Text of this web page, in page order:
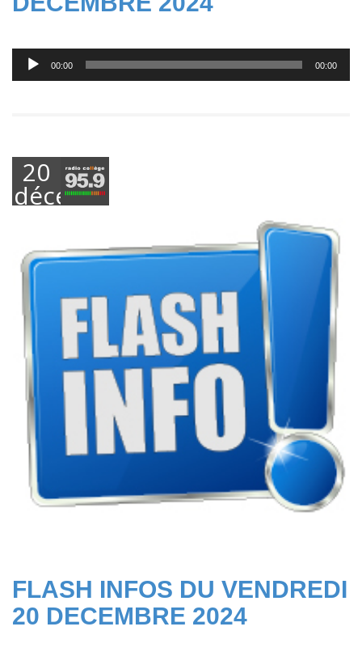
Lecteur
audio
00:00 00:00
20
décembre
FLASH INFOS DU VENDREDI
20 DECEMBRE 2024